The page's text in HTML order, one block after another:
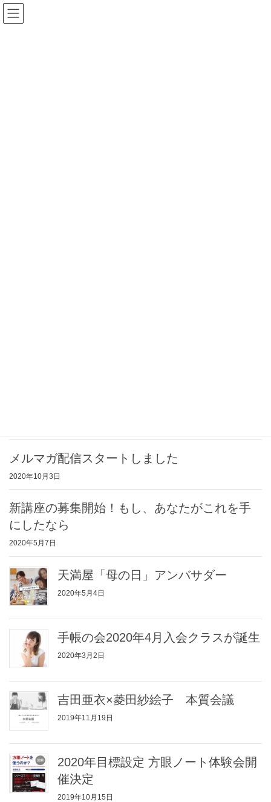
メルマガ配信スタートしました
2020年10月3日
新講座の募集開始！もし、あなたがこれを手
にしたなら
2020年5月7日
天満屋「母の日」アンバサダー
2020年5月4日
手帳の会2020年4月入会クラスが誕生
2020年3月2日
吉田亜衣×菱田紗絵子 本質会議
2019年11月19日
2020年目標設定 方眼ノート体験会開
催決定
2019年10月15日